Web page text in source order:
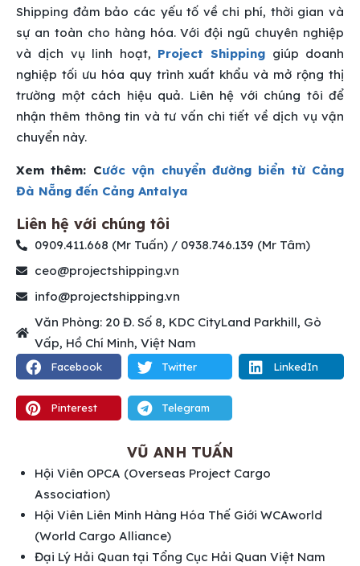
Shipping đảm bảo các yếu tố về chi phí, thời gian và
sự an toàn cho hàng hóa. Với đội ngũ chuyên nghiệp
và dịch vụ linh hoạt, Project Shipping giúp doanh
nghiệp tối ưu hóa quy trình xuất khẩu và mở rộng thị
trường một cách hiệu quả. Liên hệ với chúng tôi để
nhận thêm thông tin và tư vấn chi tiết về dịch vụ vận
chuyển này.
Xem thêm: Cước vận chuyển đường biển từ Cảng
Đà Nẵng đến Cảng Antalya
Liên hệ với chúng tôi
0909.411.668 (Mr Tuấn) / 0938.746.139 (Mr Tâm)
ceo@projectshipping.vn
info@projectshipping.vn
Văn Phòng: 20 Đ. Số 8, KDC CityLand Parkhill, Gò
Vấp, Hồ Chí Minh, Việt Nam
Facebook Twitter LinkedIn
Pinterest Telegram
VŨ ANH TUẤN
Hội Viên OPCA (Overseas Project Cargo
Association)
Hội Viên Liên Minh Hàng Hóa Thế Giới WCAworld
(World Cargo Alliance)
Đại Lý Hải Quan tại Tổng Cục Hải Quan Việt Nam